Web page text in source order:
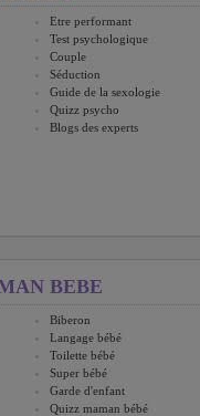
Etre performant
Test psychologique
Couple
Séduction
Guide de la sexologie
Quizz psycho
Blogs des experts
BEBE
Biberon
Langage bébé
Toilette bébé
Super bébé
Garde d'enfant
Quizz maman bébé